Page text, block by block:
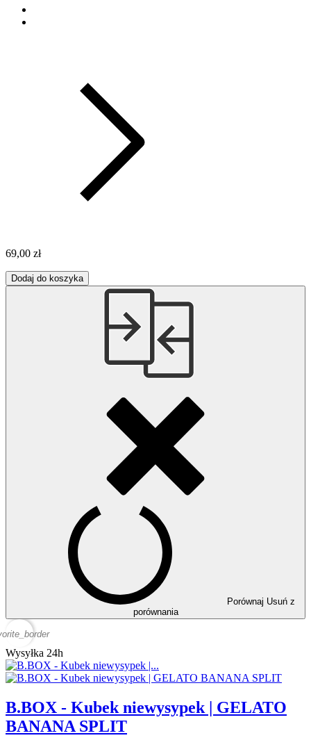
69,00 zł
Dodaj do koszyka
Porównaj Usuń z
porównania
Wysyłka 24h
B.BOX - Kubek niewysypek | GELATO
BANANA SPLIT